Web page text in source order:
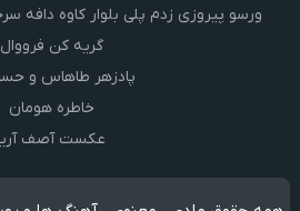
ورسو پیروزی زدم پلی بلوار کاوه دافه
گریه کن فرووال
پادزهر طاهاس و
خاطره هومان
عکست آصف